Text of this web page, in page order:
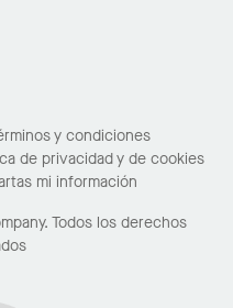
y condiciones
de privacidad y de cookies
mi información
Todos los derechos